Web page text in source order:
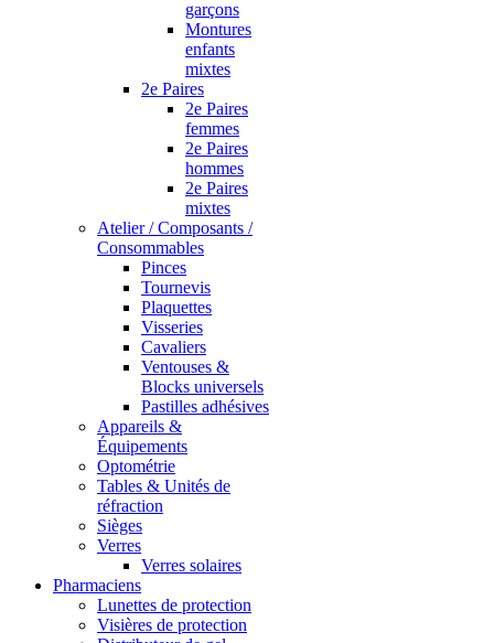
garçons
Montures
enfants
mixtes
2e Paires
2e Paires
femmes
2e Paires
hommes
2e Paires
mixtes
Atelier / Composants /
Consommables
Pinces
Tournevis
Plaquettes
Visseries
Cavaliers
Ventouses &
Blocks universels
Pastilles adhésives
Appareils &
Équipements
Optométrie
Tables & Unités de
réfraction
Sièges
Verres
Verres solaires
Pharmaciens
Lunettes de protection
Visières de protection